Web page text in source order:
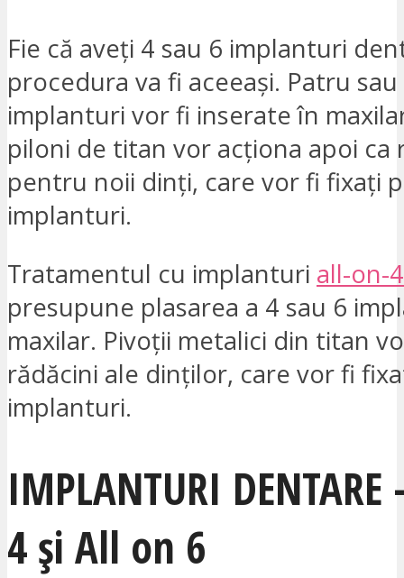
Fie că aveți 4 sau 6 implanturi
procedura va fi aceeași. Patru sau
implanturi vor fi inserate în
piloni de titan vor acționa apoi ca
pentru noii dinți, care vor fi fixați
implanturi.
Tratamentul cu implanturi all-on-
presupune plasarea a 4 sau 6
maxilar. Pivoții metalici din titan
rădăcini ale dinților, care vor fi
implanturi.
IMPLANTURI
4 și All on 6